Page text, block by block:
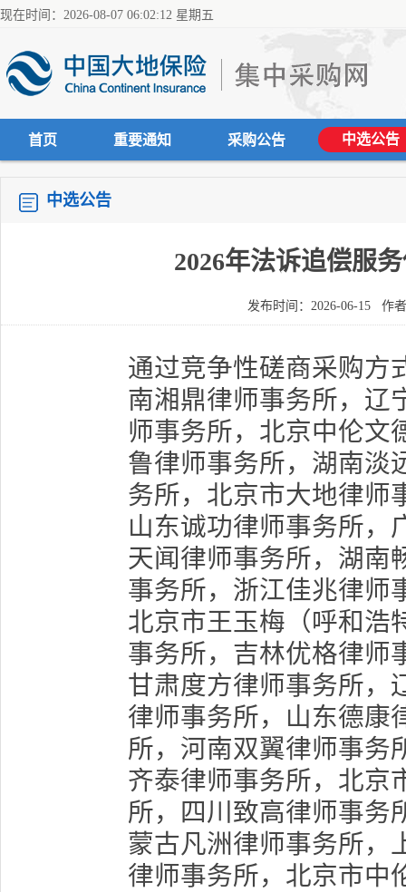
现在时间：2026-08-07 06:02:12 星期五
首页 重要通知 采购公告 中选公告
中选公告
2026年法诉追偿服
发布时间：2026-06-15 作
通过竞争性磋商采购方
南湘鼎律师事务所，辽
师事务所，北京中伦文
鲁律师事务所，湖南淡
务所，北京市大地律师
山东诚功律师事务所，
天闻律师事务所，湖南
事务所，浙江佳兆律师
北京市王玉梅（呼和浩
事务所，吉林优格律师
甘肃度方律师事务所，
律师事务所，山东德康
所，河南双翼律师事务
齐泰律师事务所，北京
所，四川致高律师事务
蒙古凡洲律师事务所，
律师事务所，北京市中